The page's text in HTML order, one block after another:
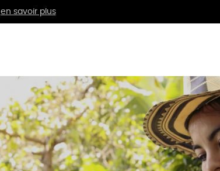
en savoir plus
BIEN-ÊTRE